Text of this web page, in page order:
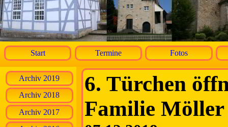
Start Termine Fotos
Archiv 2019
Archiv 2018
Archiv 2017
6. Türchen
Familie Möller